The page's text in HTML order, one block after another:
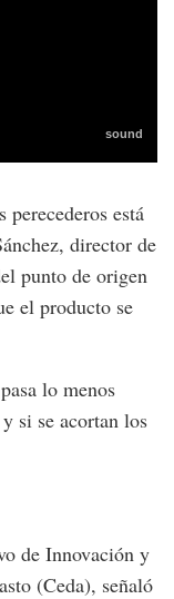
está
director de
punto de origen
el producto se
lo menos
si se acortan los
de Innovación y
(Ceda), señaló